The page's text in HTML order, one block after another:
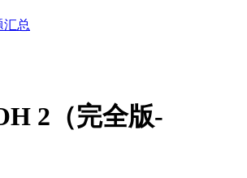
汇总
2（完全版-